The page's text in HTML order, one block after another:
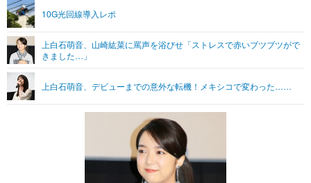
グラビア
ショッピング その他
ライフTOP
その他
リリース一覧
プッシュ通知の停止方法
10G光回線導入レポ
上白石萌音、山崎紘菜に罵声を浴びせ「ストレスで赤いブツブツがで
きました…」
上白石萌音、デビューまでの意外な転機！メキシコで変わった……